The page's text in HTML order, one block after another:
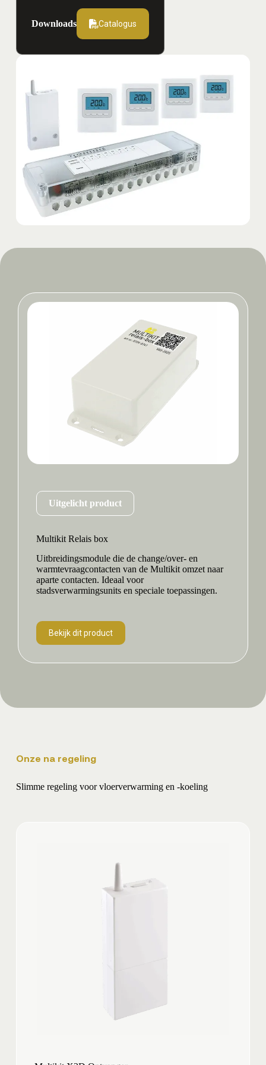
Downloads Catalogus
Uitgelicht product
Multikit Relais box
Uitbreidingsmodule die de change/over- en
warmtevraagcontacten van de Multikit omzet naar
aparte contacten. Ideaal voor
stadsverwarmingsunits en speciale toepassingen.
Bekijk dit product
Onze na regeling
Slimme regeling voor vloerverwarming en -koeling